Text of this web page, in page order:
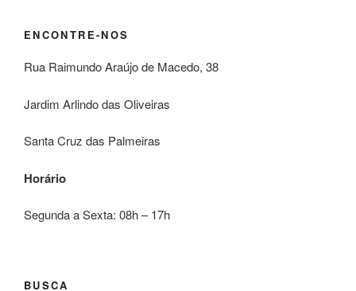
ENCONTRE-NOS
Rua Raimundo Araújo de Macedo, 38
Jardim Arlindo das Oliveiras
Santa Cruz das Palmeiras
Horário
Segunda a Sexta: 08h – 17h
BUSCA